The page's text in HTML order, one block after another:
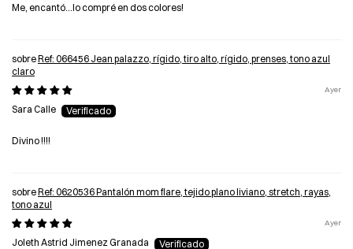
Me, encantó...lo compré en dos colores!
Ref: 066456 Jean palazzo, rígido, tiro alto, rígido, prenses, tono azul
claro
Ayer
Sara Calle
Divino !!!!
Ref: 0620536 Pantalón mom flare, tejido plano liviano, stretch, rayas,
tono azul
Ayer
Joleth Astrid Jimenez Granada